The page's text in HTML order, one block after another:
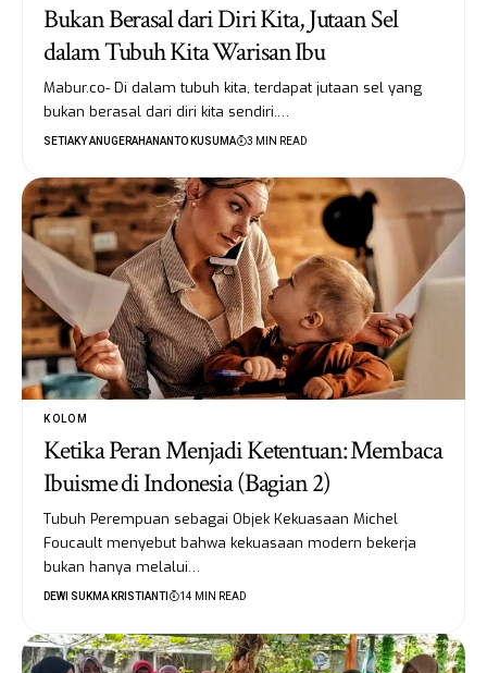
Bukan Berasal dari Diri Kita, Jutaan Sel
dalam Tubuh Kita Warisan Ibu
Mabur.co- Di dalam tubuh kita, terdapat jutaan sel yang
bukan berasal dari diri kita sendiri.…
SETIAKY ANUGERAHANANTO KUSUMA 3 MIN READ
KOLOM
Ketika Peran Menjadi Ketentuan: Membaca
Ibuisme di Indonesia (Bagian 2)
Tubuh Perempuan sebagai Objek Kekuasaan Michel
Foucault menyebut bahwa kekuasaan modern bekerja
bukan hanya melalui…
DEWI SUKMA KRISTIANTI 14 MIN READ